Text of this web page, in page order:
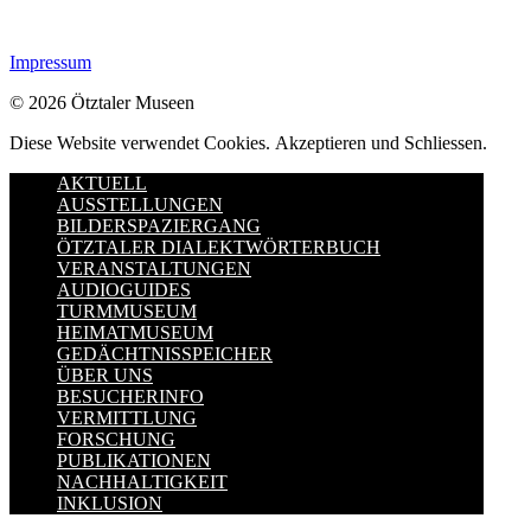
Impressum
© 2026 Ötztaler Museen
Diese Website verwendet Cookies. Akzeptieren und Schliessen.
AKTUELL
AUSSTELLUNGEN
BILDERSPAZIERGANG
ÖTZTALER DIALEKTWÖRTERBUCH
VERANSTALTUNGEN
AUDIOGUIDES
TURMMUSEUM
HEIMATMUSEUM
GEDÄCHTNISSPEICHER
ÜBER UNS
BESUCHERINFO
VERMITTLUNG
FORSCHUNG
PUBLIKATIONEN
NACHHALTIGKEIT
INKLUSION